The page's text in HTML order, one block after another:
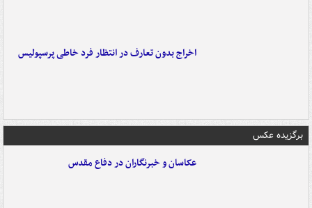
اخراج بدون تعارف در انتظار فرد خاطی پرسپولیس
برگزیده عکس
عکاسان و خبرنگاران در دفاع مقدس